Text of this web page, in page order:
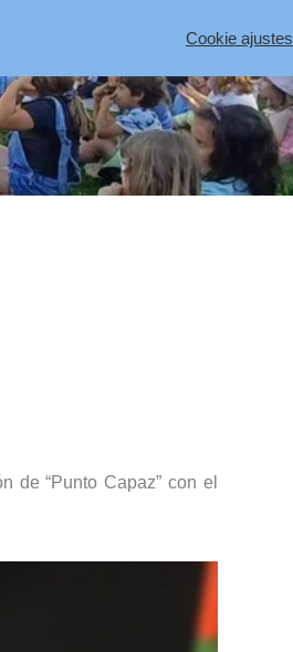
de “Punto Capaz” con el
Cookie ajustes